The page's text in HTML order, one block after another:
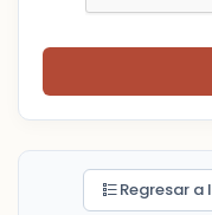
Regresar a